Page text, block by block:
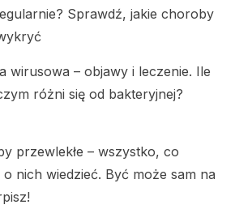
Sprawdź, jakie choroby
wirusowa – objawy i leczenie. Ile
różni się od bakteryjnej?
przewlekłe – wszystko, co
o nich wiedzieć. Być może sam na